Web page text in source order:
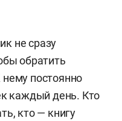
не сразу
обратить
постоянно
каждый день. Кто
кто — книгу